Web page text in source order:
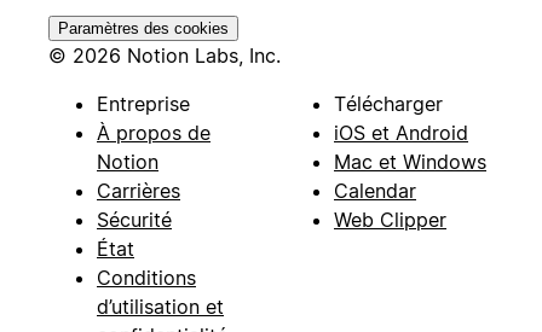
Paramètres des cookies
© 2026 Notion Labs, Inc.
Entreprise
À propos de
Notion
Carrières
Sécurité
État
Conditions
d’utilisation et
Télécharger
iOS et Android
Mac et Windows
Calendar
Web Clipper